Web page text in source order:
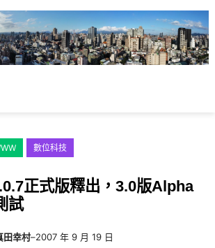
數位科技
正式版釋出，3.0版Alpha
試
田幸村–2007 年 9 月 19 日